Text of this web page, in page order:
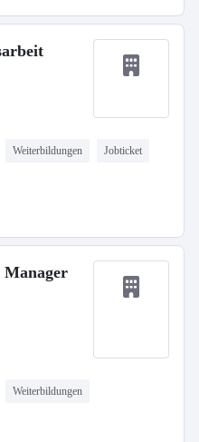
Weiterbildungen Jobticket
Manager
Weiterbildungen